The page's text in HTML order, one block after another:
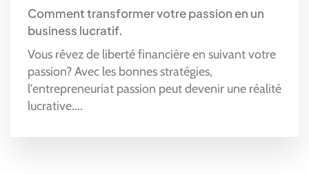
Comment transformer votre passion en un
business lucratif.
Vous rêvez de liberté financière en suivant votre
passion? Avec les bonnes stratégies,
l'entrepreneuriat passion peut devenir une réalité
lucrative....